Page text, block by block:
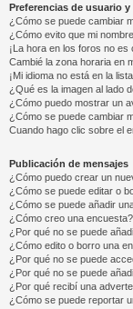
Preferencias de usuario
¿Cómo se puede cambiar
¿Cómo evito que mi
¡La hora en los foros no es
Cambié la zona horaria en
¡Mi idioma no está en la
¿Qué es la imagen al lado
¿Cómo puedo mostrar un
¿Cómo se puede cambiar
Cuando hago clic sobre el
Publicación de mensajes
¿Cómo puedo crear un
¿Cómo se puede editar o
¿Cómo se puede añadir
¿Cómo creo una encuesta?
¿Por qué no se puede
¿Cómo edito o borro una
¿Por qué no se puede
¿Por qué no se puede
¿Por qué recibí una
¿Cómo se puede reportar